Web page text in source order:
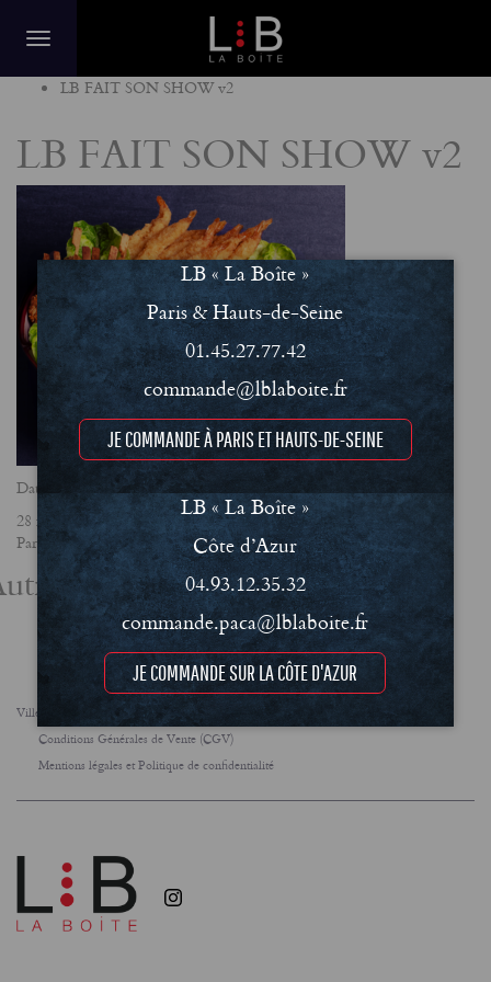
LB FAIT SON SHOW v2
LB FAIT SON SHOW v2
Date
28 février 2025
Partager
actualités
Villes FAQ Le concept
Notre engagement RSE
Conditions Générales de Vente (CGV)
Mentions légales et Politique de confidentialité
LB « La Boîte »
Paris & Hauts-de-Seine
01.45.27.77.42
commande@lblaboite.fr
JE COMMANDE À PARIS ET HAUTS-DE-SEINE
LB « La Boîte »
Côte d’Azur
04.93.12.35.32
commande.paca@lblaboite.fr
JE COMMANDE SUR LA CÔTE D'AZUR